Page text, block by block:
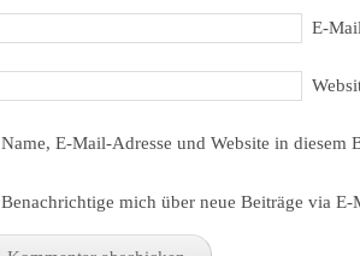
E-
Name, E-Mail-Adresse und Website in diesem
Benachrichtige mich über neue Beiträge via E-